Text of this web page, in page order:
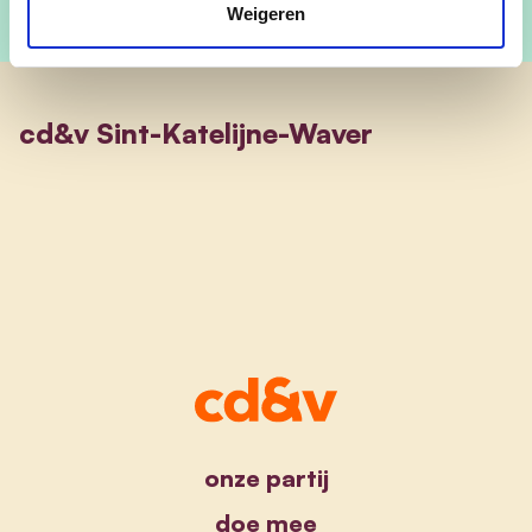
Weigeren
cd&v Sint-Katelijne-Waver
onze partij
doe mee